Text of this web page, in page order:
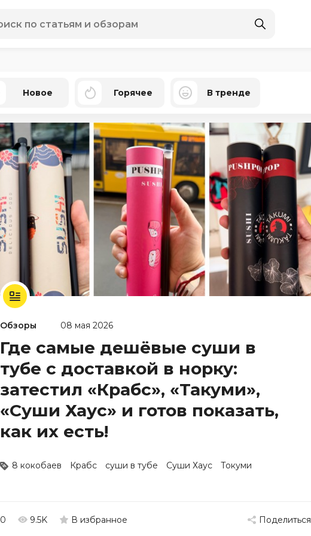
Новое Горячее В тренде
Обзоры 08 мая 2026
Где самые дешёвые суши в
тубе с доставкой в норку:
затестил «Крабс», «Такуми»,
«Суши Хаус» и готов показать,
как их есть!
8 кокобаев Крабс суши в тубе Суши Хаус Токуми
0 9.5K В избранное Поделиться